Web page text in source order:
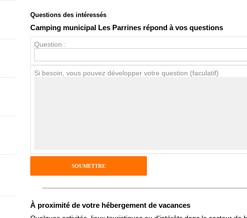
Note globale
Avis Clients
Antispam - Combien font 7x4 (en chiffres) :
Avis sur l'établissement :
Questions des intéressés
Camping municipal Les Parrines répond à vos questions
Question :
Si besoin, vous pouvez développer votre question (faculatif)
À proximité de votre hébergement de vacances